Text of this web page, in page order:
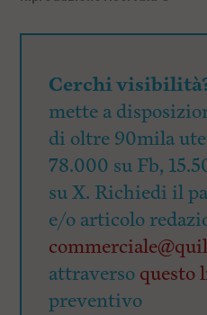
Cerchi
mette a
di oltre 90mila
78.000 su Fb,
su X. Richiedi il
e/o articolo
attraverso questo
preventivo